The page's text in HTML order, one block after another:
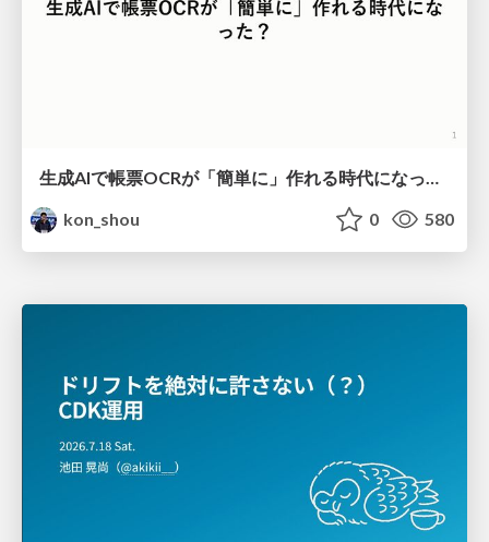
生成AIで帳票OCRが「簡単に」作れる時代になった？
kon_shou
0 580